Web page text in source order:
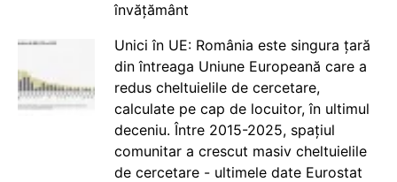
învățământ
Unici în UE: România este singura țară
din întreaga Uniune Europeană care a
redus cheltuielile de cercetare,
calculate pe cap de locuitor, în ultimul
deceniu. Între 2015-2025, spațiul
comunitar a crescut masiv cheltuielile
de cercetare - ultimele date Eurostat